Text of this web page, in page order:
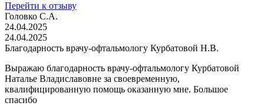
Перейти к отзыву
Головко С.А.
24.04.2025
24.04.2025
Благодарность врачу-офтальмологу Курбатовой Н.В.
Выражаю благодарность врачу-офтальмологу Курбатовой
Наталье Владиславовне за своевременную,
квалифицированную помощь оказанную мне. Большое
спасибо